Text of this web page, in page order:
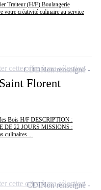
Traiteur (H/F) Boulangerie
votre créativité culinaire au service
Florent
Bois H/F DESCRIPTION :
DE 22 JOURS MISSIONS :
culinaires ...
CDDNon renseigné
cette offre à ma sélection
CDINon renseigné
cette offre à ma sélection